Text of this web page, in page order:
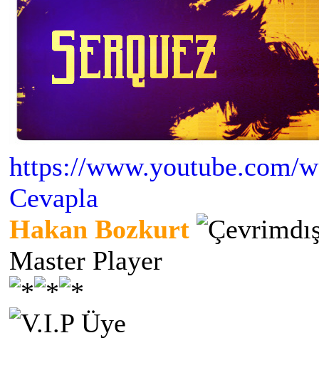
https://www.youtube.com/
Cevapla
Hakan Bozkurt
Master Player